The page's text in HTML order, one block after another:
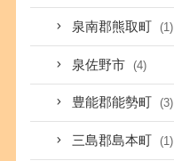
泉南郡熊取町 (1)
泉佐野市 (4)
豊能郡能勢町 (3)
三島郡島本町 (1)